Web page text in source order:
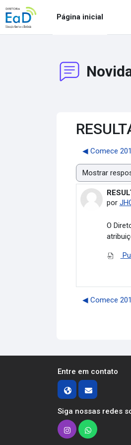
Ir para o conteúdo principal
Página inicial
◀︎ Comece
Modo de
por
O
◀︎ Comece
Entre em contato
Siga nossas redes